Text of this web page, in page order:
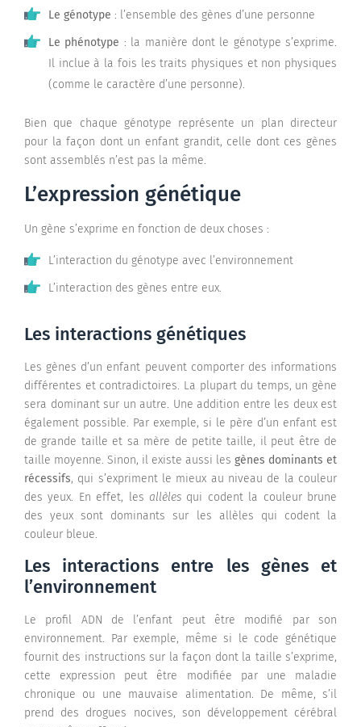
Le génotype : l’ensemble des gènes d’une personne
Le phénotype : la manière dont le génotype s’exprime.
Il inclue à la fois les traits physiques et non physiques
(comme le caractère d’une personne).
Bien que chaque génotype représente un plan directeur
pour la façon dont un enfant grandit, celle dont ces gènes
sont assemblés n’est pas la même.
L’expression génétique
Un gène s’exprime en fonction de deux choses :
L’interaction du génotype avec l’environnement
L’interaction des gènes entre eux.
Les interactions génétiques
Les gènes d’un enfant peuvent comporter des informations
différentes et contradictoires. La plupart du temps, un gène
sera dominant sur un autre. Une addition entre les deux est
également possible. Par exemple, si le père d’un enfant est
de grande taille et sa mère de petite taille, il peut être de
taille moyenne. Sinon, il existe aussi les gènes dominants et
récessifs, qui s’expriment le mieux au niveau de la couleur
des yeux. En effet, les allèles qui codent la couleur brune
des yeux sont dominants sur les allèles qui codent la
couleur bleue.
Les interactions entre les gènes et
l’environnement
Le profil ADN de l’enfant peut être modifié par son
environnement. Par exemple, même si le code génétique
fournit des instructions sur la façon dont la taille s’exprime,
cette expression peut être modifiée par une maladie
chronique ou une mauvaise alimentation. De même, s’il
prend des drogues nocives, son développement cérébral